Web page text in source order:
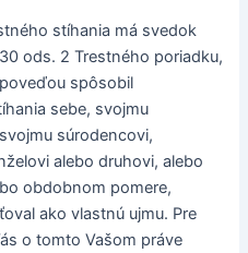
stíhania má svedok
ods. 2 Trestného poriadku,
spôsobil
sebe, svojmu
súrodencovi,
alebo druhovi, alebo
obdobnom pomere,
ako vlastnú ujmu. Pre
o tomto Vašom práve